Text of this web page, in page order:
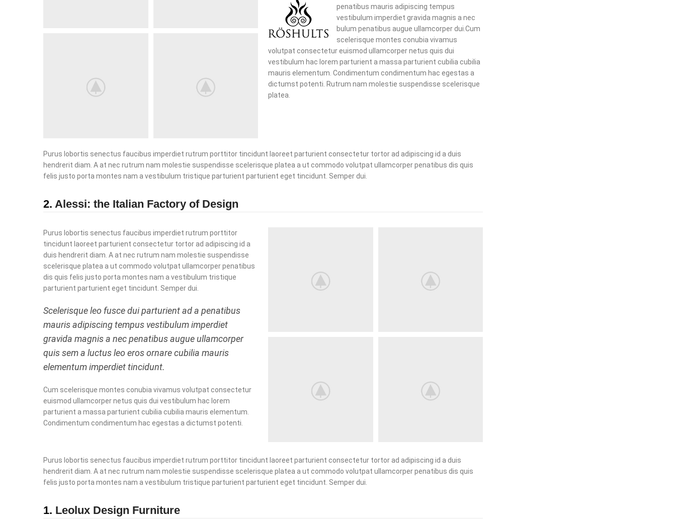
penatibus mauris adipiscing tempus
vestibulum imperdiet gravida magnis a nec
bulum penatibus augue ullamcorper dui.Cum
scelerisque montes conubia vivamus
volutpat consectetur euismod ullamcorper netus quis dui
vestibulum hac lorem parturient a massa parturient cubilia cubilia
mauris elementum. Condimentum condimentum hac egestas a
dictumst potenti. Rutrum nam molestie suspendisse scelerisque
platea.
Purus lobortis senectus faucibus imperdiet rutrum porttitor tincidunt laoreet parturient consectetur tortor ad adipiscing id a duis
hendrerit diam. A at nec rutrum nam molestie suspendisse scelerisque platea a ut commodo volutpat ullamcorper penatibus dis quis
felis justo porta montes nam a vestibulum tristique parturient parturient eget tincidunt. Semper dui.
2. Alessi: the Italian Factory of Design
Purus lobortis senectus faucibus imperdiet rutrum porttitor
tincidunt laoreet parturient consectetur tortor ad adipiscing id a
duis hendrerit diam. A at nec rutrum nam molestie suspendisse
scelerisque platea a ut commodo volutpat ullamcorper penatibus
dis quis felis justo porta montes nam a vestibulum tristique
parturient parturient eget tincidunt. Semper dui.
Scelerisque leo fusce dui parturient ad a penatibus
mauris adipiscing tempus vestibulum imperdiet
gravida magnis a nec penatibus augue ullamcorper
quis sem a luctus leo eros ornare cubilia mauris
elementum imperdiet tincidunt.
Cum scelerisque montes conubia vivamus volutpat consectetur
euismod ullamcorper netus quis dui vestibulum hac lorem
parturient a massa parturient cubilia cubilia mauris elementum.
Condimentum condimentum hac egestas a dictumst potenti.
Purus lobortis senectus faucibus imperdiet rutrum porttitor tincidunt laoreet parturient consectetur tortor ad adipiscing id a duis
hendrerit diam. A at nec rutrum nam molestie suspendisse scelerisque platea a ut commodo volutpat ullamcorper penatibus dis quis
felis justo porta montes nam a vestibulum tristique parturient parturient eget tincidunt. Semper dui.
1. Leolux Design Furniture